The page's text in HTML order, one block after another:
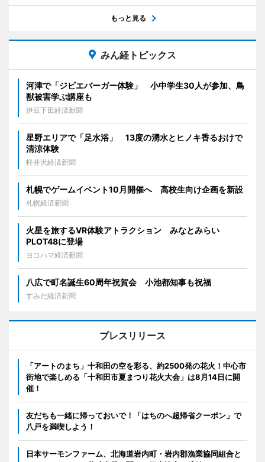
もっと見る
みん経トピックス
河津で「ジビエバーガー体験」 小中学生30人が参加、鳥
獣被害学ぶ講座も
伊豆下田経済新聞
星野エリアで「足水浴」 13度の湧水とヒノキ香るおけで
清涼体験
軽井沢経済新聞
札幌でゲームイベント10月開催へ 高校生向け企画を新設
札幌経済新聞
火星を旅するVR体験アトラクション みなとみらい
PLOT48に登場
ヨコハマ経済新聞
八広で町名誕生60周年祝賀会 小池都知事も祝福
すみだ経済新聞
プレスリリース
「アートのまち」十和田の空を彩る、約2500発の花火！中心市
街地で楽しめる「十和田市夏まつり花火大会」は8月14日に開
催！
友だちも一緒に帰っておいで！「はちのへ超帰省クーポン」で
八戸を満喫しよう！
日本サーモンファーム、北海道岩内町・岩内郡漁業協同組合と